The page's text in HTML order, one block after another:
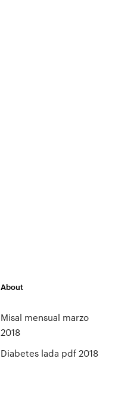
About
Misal mensual marzo
2018
Diabetes lada pdf 2018